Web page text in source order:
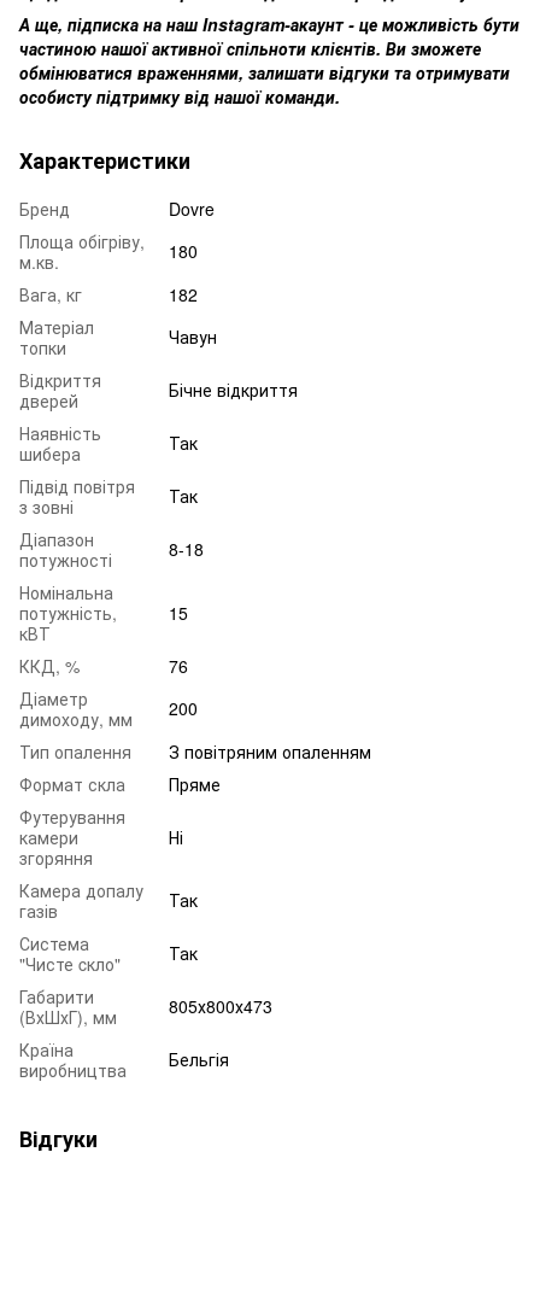
А ще, підписка на наш Instagram-акаунт - це можливість бути
частиною нашої активної спільноти клієнтів. Ви зможете
обмінюватися враженнями, залишати відгуки та отримувати
особисту підтримку від нашої команди.
Характеристики
Бренд
Dovre
Площа обігріву,
м.кв.
180
Вага, кг
182
Матеріал
топки
Чавун
Відкриття
дверей
Бічне відкриття
Наявність
шибера
Так
Підвід повітря
з зовні
Так
Діапазон
потужності
8-18
Номінальна
потужність,
кВТ
15
ККД, %
76
Діаметр
димоходу, мм
200
Тип опалення
З повітряним опаленням
Формат скла
Пряме
Футерування
камери
згоряння
Ні
Камера допалу
газів
Так
Система
"Чисте cкло"
Так
Габарити
(ВхШхГ), мм
805х800х473
Країна
виробництва
Бельгія
Відгуки